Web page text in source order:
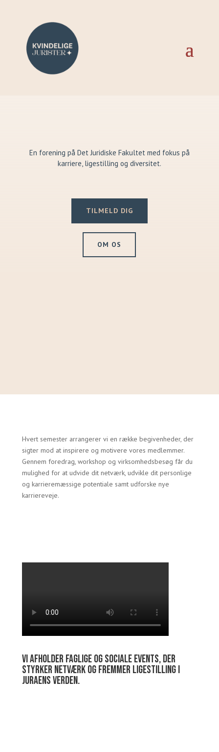
En forening på Det Juridiske Fakultet med fokus på
karriere, ligestilling og diversitet.
TILMELD DIG
OM OS
Hvert semester arrangerer vi en række begivenheder, der
sigter mod at inspirere og motivere vores medlemmer.
Gennem foredrag, workshop og virksomhedsbesøg får du
mulighed for at udvide dit netværk, udvikle dit personlige
og karrieremæssige potentiale samt udforske nye
karriereveje.
Vi afholder faglige og sociale events, der
styrker netværk og fremmer ligestilling i
juraens verden.